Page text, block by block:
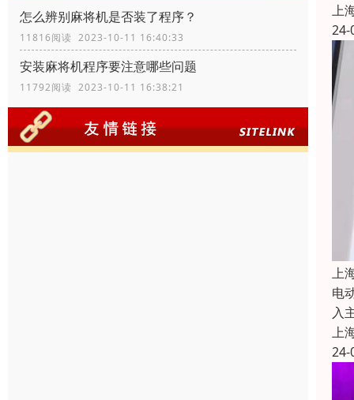
怎么辨别麻将机是否装了程序？
11816阅读 2023-10-11 16:40:33
安装麻将机程序要注意哪些问题
11792阅读 2023-10-11 16:38:21
上
24-
上
电
入
上
24-